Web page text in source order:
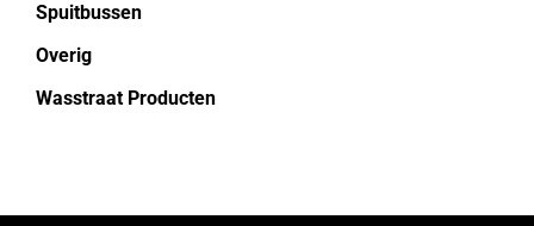
Spuitbussen
Overig
Wasstraat Producten